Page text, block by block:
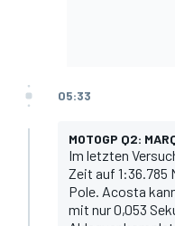
05:33
MOTOGP Q2:
Im letzten
Zeit auf 1:36.785
Pole. Acosta
mit nur 0,053